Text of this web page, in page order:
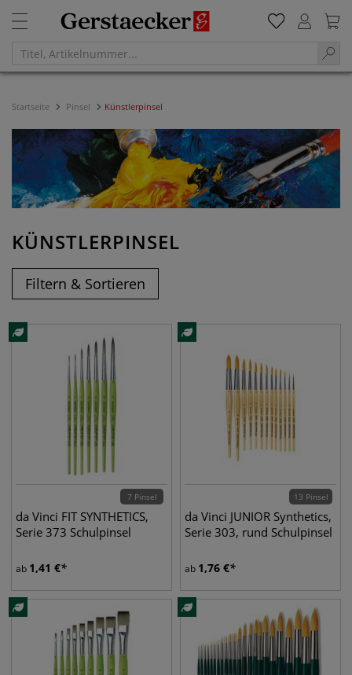
Startseite Pinsel Künstlerpinsel
KÜNSTLERPINSEL
Filtern & Sortieren
7 Pinsel
da Vinci FIT SYNTHETICS,
Serie 373 Schulpinsel
ab 1,41 €
13 Pinsel
da Vinci JUNIOR Synthetics,
Serie 303, rund Schulpinsel
ab 1,76 €